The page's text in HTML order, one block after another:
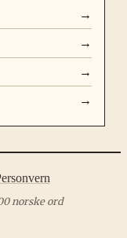
→
→
→
→
norske ord